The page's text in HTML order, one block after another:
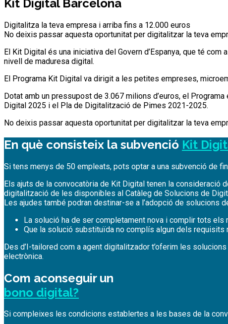
Kit Digital Barcelona
Digitalitza la teva empresa i arriba fins a 12.000 euros
No deixis passar aquesta oportunitat per digitalitzar la teva
El Kit Digital és una iniciativa del Govern d’Espanya, que té
nivell de maduresa digital.
El Programa Kit Digital va dirigit a les petites empreses,
Dotat amb un pressupost de 3.067 milions d’euros, el
Digital 2025 i el Pla de Digitalització de Pimes 2021-2025.
No deixis passar aquesta oportunitat per digitalitzar la teva
En què consisteix la subvenció Kit
Si tens menys de 50 empleats, pots optar a una subvenció de
Els ajuts de la convocatòria de Kit Digital tenen la consideració
digitalització de les disponibles al Catàleg de Solucions de
Les ajudes també podran destinar-se a l’adopció de
La solució ha de ser completament nova i complir tots
Que la solució substituïda no complís algun dels
Des d’I-tailored com a agent digitalitzador t’oferim les
electrònica.
Com aconseguir un
bono digital?
Si compleixes les condicions establertes a les bases de la